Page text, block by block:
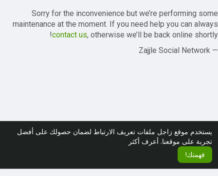
يستخدم موقع زاجل ملفات تعريف الارتباط لضمان حصولك على أفضل
تجربة على موقعنا. أعرف أكثر
فهمتك!
Sorry for the inconvenience but we’re performing some
maintenance at the moment. If you need help you can always
contact us, otherwise we’ll be back online shortly!
— Zajjle Social Network